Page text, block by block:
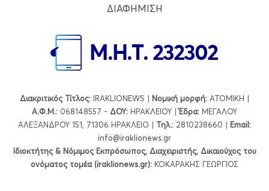
ΔΙΑΦΗΜΙΣΗ
Διακριτικός Τίτλος: IRAKLIONEWS | Νομική μορφή: ΑΤΟΜΙΚΗ |
Α.Φ.Μ.: 068148557 - ΔΟΥ: ΗΡΑΚΛΕΙΟΥ |Έδρα: ΜΕΓΑΛΟΥ
ΑΛΕΞΑΝΔΡΟΥ 151, 71306 ΗΡΑΚΛΕΙΟ | Τηλ.: 2810238660 | Εmail:
info@iraklionews.gr
Ιδιοκτήτης & Νόμιμος Εκπρόσωπος, Διαχειριστής, Δικαιούχος του
ονόματος τομέα (iraklionews.gr): ΚΟΚΑΡΑΚΗΣ ΓΕΩΡΓΙΟΣ